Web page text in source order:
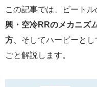
この記事では、ビートル
興・空冷RRのメカニズ
方 、そしてハービーと
ごと解説します。